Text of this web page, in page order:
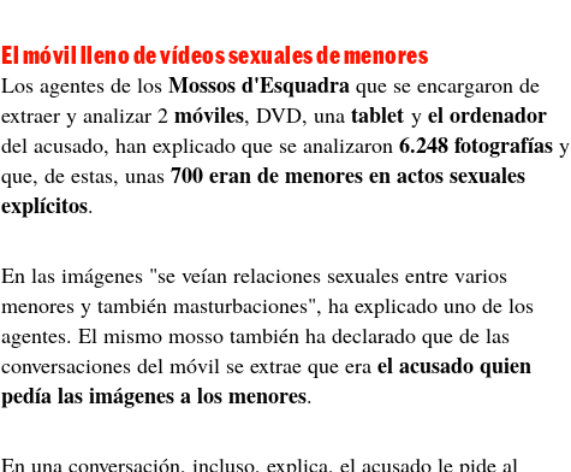
El móvil lleno de vídeos sexuales de menores
Los agentes de losMossos d'Esquadra que se encargaron de
extraer y analizar 2móviles, DVD, unatabletyel ordenador
del acusado, han explicado que se analizaron6.248 fotografías y
que, de estas, unas700 eran de menores en actos sexuales
explícitos.
En las imágenes "se veían relaciones sexuales entre varios
menores y también masturbaciones", ha explicado uno de los
agentes. El mismo mosso también ha declarado que de las
conversaciones del móvil se extrae que erael acusado quien
pedía las imágenes a los menores.
En una conversación, incluso, explica, el acusado le pide al